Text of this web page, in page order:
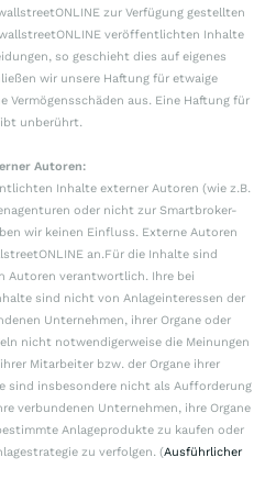
zur Verfügung gestellten
veröffentlichten Inhalte
so geschieht dies auf eigenes
wir unsere Haftung für etwaige
aus. Eine Haftung für
unberührt.
Autoren:
Inhalte externer Autoren (wie z.B.
oder nicht zur Smartbroker-
wir keinen Einfluss. Externe Autoren
an.Für die Inhalte sind
Autoren verantwortlich. Ihre bei
sind nicht von Anlageinteressen der
Unternehmen, ihrer Organe oder
nicht notwendigerweise die Meinungen
Mitarbeiter bzw. der Organe ihrer
sind insbesondere nicht als Aufforderung
verbundenen Unternehmen, ihre Organe
Anlageprodukte zu kaufen oder
zu verfolgen. (Ausführlicher